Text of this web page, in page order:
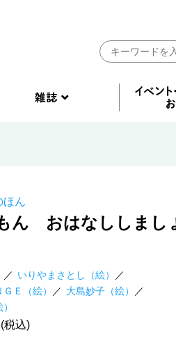
ほん
ん おはなししま
いりやまさとし（絵）
Ｅ（絵）
大島妙子（絵）
込)